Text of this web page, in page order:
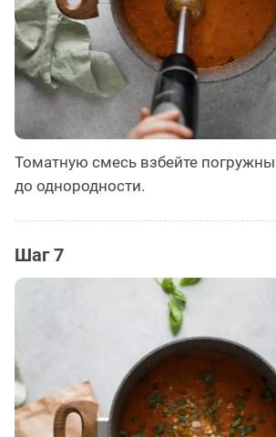
Томатную смесь взбейте
до однородности.
Шаг 7